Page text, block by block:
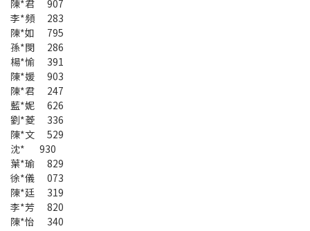
陳*君 907
李*頻 283
陳*如 795
孫*閔 286
楊*愉 391
陳*媛 903
陳*君 247
藍*妮 626
劉*菱 336
陳*文 529
沈* 930
葉*瑜 829
徐*儀 073
陳*廷 319
李*芳 820
陳*怡 340